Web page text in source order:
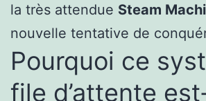
la très attendue Steam
nouvelle tentative de
Pourquoi ce
file d’attente